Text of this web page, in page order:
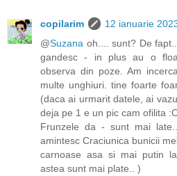
copilarim
12 ianuarie
@Suzana oh.... sunt? De
gandesc - in plus au o
observa din poze. Am
multe unghiuri. tine foarte
(daca ai urmarit datele, ai
deja pe 1 e un pic cam ofilita
Frunzele da - sunt mai
amintesc Craciunica bunicii
carnoase asa si mai putin
astea sunt mai plate.. )